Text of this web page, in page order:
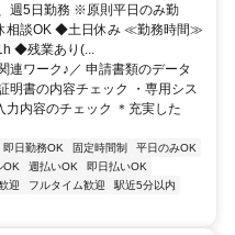
週5日勤務 ※原則平日のみ勤
相談OK ◆土日休み ≪勤務時間≫
◆残業あり(...
連ワーク♪／ 申請書類のデータ
明書の内容チェック ・専用シス
力内容のチェック ＊充実した
即日勤務OK 固定時間制
平日のみOK
OK 週払いOK
即日払いOK
迎 フルタイム歓迎
駅近5分以内